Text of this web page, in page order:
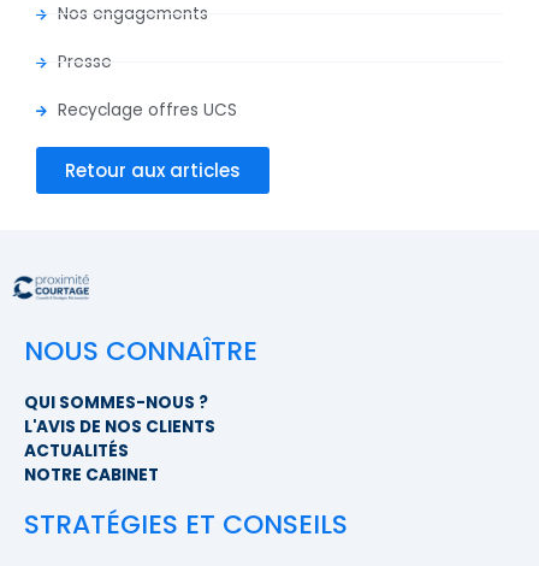
Nos engagements
Presse
Recyclage offres UCS
Retour aux articles
NOUS CONNAÎTRE
QUI SOMMES-NOUS ?
L'AVIS DE NOS CLIENTS
ACTUALITÉS
NOTRE CABINET
STRATÉGIES ET CONSEILS